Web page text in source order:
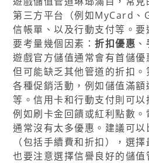
第三方平台（例如MyCard、
信帳單、以及行動支付等。
要考量幾個因素：折扣優惠 、
遊戲官方儲值通常會有首儲優
但可能缺乏其他管道的折扣
各種促銷活動，例如儲值滿
等。信用卡和行動支付則可以
例如刷卡金回饋或紅利點數
通常沒有太多優惠。建議可
（包括手續費和折扣），選
也要注意選擇信譽良好的儲值